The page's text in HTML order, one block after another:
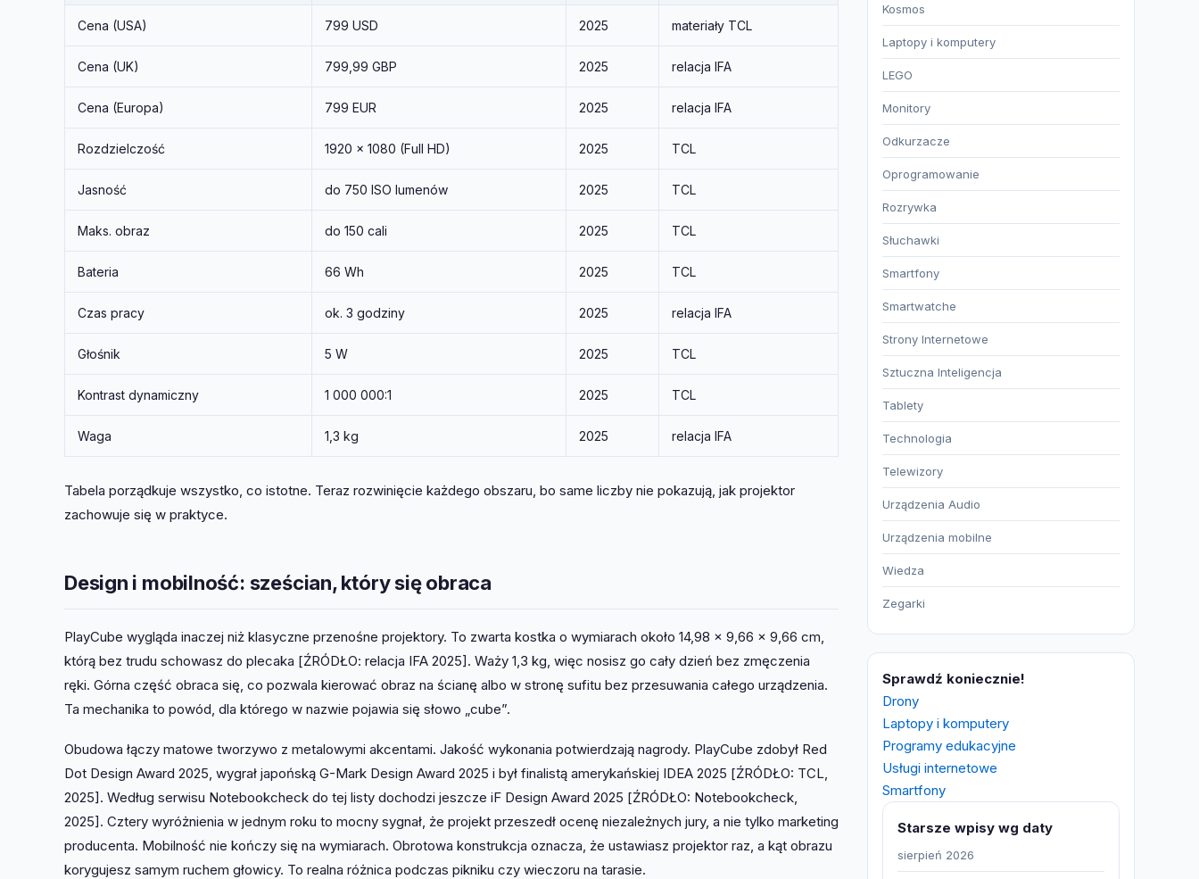
Cena (USA) 799 USD 2025 materiały TCL
Cena (UK) 799,99 GBP 2025 relacja IFA
Cena (Europa) 799 EUR 2025 relacja IFA
Rozdzielczość 1920 × 1080 (Full HD) 2025 TCL
Jasność do 750 ISO lumenów 2025 TCL
Maks. obraz do 150 cali 2025 TCL
Bateria 66 Wh 2025 TCL
Czas pracy ok. 3 godziny 2025 relacja IFA
Głośnik 5 W 2025 TCL
Kontrast dynamiczny 1 000 000:1 2025 TCL
Waga 1,3 kg 2025 relacja IFA
Tabela porządkuje wszystko, co istotne. Teraz rozwinięcie każdego obszaru, bo same liczby nie pokazują, jak projektor
zachowuje się w praktyce.
Design i mobilność: sześcian, który się obraca
PlayCube wygląda inaczej niż klasyczne przenośne projektory. To zwarta kostka o wymiarach około 14,98 × 9,66 × 9,66 cm,
którą bez trudu schowasz do plecaka [ŹRÓDŁO: relacja IFA 2025]. Waży 1,3 kg, więc nosisz go cały dzień bez zmęczenia
ręki. Górna część obraca się, co pozwala kierować obraz na ścianę albo w stronę sufitu bez przesuwania całego urządzenia.
Ta mechanika to powód, dla którego w nazwie pojawia się słowo „cube”.
Obudowa łączy matowe tworzywo z metalowymi akcentami. Jakość wykonania potwierdzają nagrody. PlayCube zdobył Red
Dot Design Award 2025, wygrał japońską G-Mark Design Award 2025 i był finalistą amerykańskiej IDEA 2025 [ŹRÓDŁO: TCL,
2025]. Według serwisu Notebookcheck do tej listy dochodzi jeszcze iF Design Award 2025 [ŹRÓDŁO: Notebookcheck,
2025]. Cztery wyróżnienia w jednym roku to mocny sygnał, że projekt przeszedł ocenę niezależnych jury, a nie tylko marketing
producenta. Mobilność nie kończy się na wymiarach. Obrotowa konstrukcja oznacza, że ustawiasz projektor raz, a kąt obrazu
korygujesz samym ruchem głowicy. To realna różnica podczas pikniku czy wieczoru na tarasie.
Kosmos
Laptopy i komputery
LEGO
Monitory
Odkurzacze
Oprogramowanie
Rozrywka
Słuchawki
Smartfony
Smartwatche
Strony Internetowe
Sztuczna Inteligencja
Tablety
Technologia
Telewizory
Urządzenia Audio
Urządzenia mobilne
Wiedza
Zegarki
Sprawdź koniecznie!
Drony
Laptopy i komputery
Programy edukacyjne
Usługi internetowe
Smartfony
Starsze wpisy wg daty
sierpień 2026